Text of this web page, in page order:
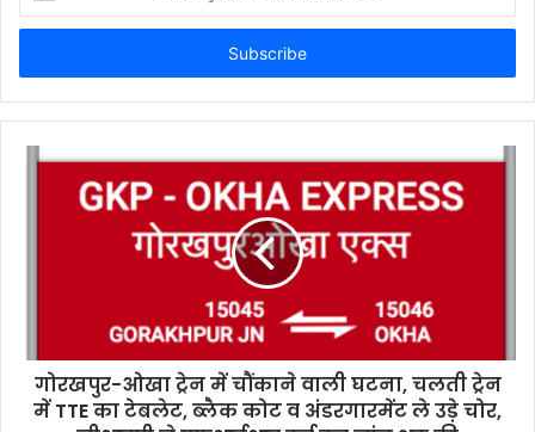
t
r
y
d
गोरखपुर-ओखा ट्रेन में चौंकाने वाली घटना, चलती ट्रेन
में TTE का टेबलेट, ब्लैक कोट व अंडरगारमेंट ले उड़े चोर,